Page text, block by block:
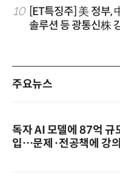
10 [ET특징주] 美 정부,
솔루션 등 광통신株
주요뉴스
독자 AI 모델에 87억 규
입…문제·전공책에 강